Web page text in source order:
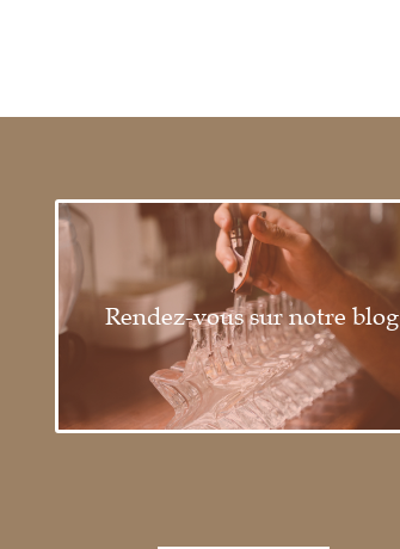
Rendez-vous sur notre blog